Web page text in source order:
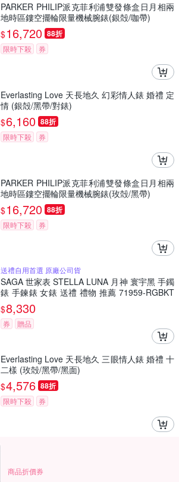
PARKER PHILIP派克菲利浦雙發條盒日月相兩
地時區鏤空擺輪限量機械腕錶(銀殻/咖帶)
$16,720 88折
限時下殺 券
Everlasting Love 天長地久 幻彩情人錶 婚禮 定
情 (銀殻/黑帶/對錶)
$6,160 88折
限時下殺 券
PARKER PHILIP派克菲利浦雙發條盒日月相兩
地時區鏤空擺輪限量機械腕錶(玫殻/黑帶)
$16,720 88折
限時下殺 券
送禮自用首選 原廠公司貨
SAGA 世家表 STELLA LUNA 月神 寰宇黑 手鐲
錶 手鍊錶 女錶 送禮 禮物 推薦 71959-RGBKT
TB-2
$8,330
券 贈品
Everlasting Love 天長地久 三眼情人錶 婚禮 十
二樣 (玫殻/黑帶/黑面)
$4,576 88折
限時下殺 券
商品折價券